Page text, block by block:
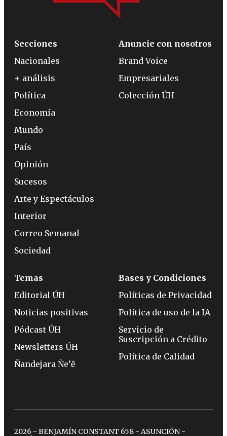
Secciones
Nacionales
+ análisis
Política
Economía
Mundo
País
Opinión
Sucesos
Arte y Espectáculos
Interior
Correo Semanal
Sociedad
Anuncie con nosotros
Brand Voice
Empresariales
Colección ÚH
Temas
Editorial ÚH
Noticias positivas
Pódcast ÚH
Newsletters ÚH
Ñandejara Ñe’ẽ
Bases y Condiciones
Políticas de Privacidad
Política de uso de la IA
Servicio de
Suscripción a Crédito
Política de Calidad
2026 - BENJAMÍN CONSTANT 658 - ASUNCIÓN -